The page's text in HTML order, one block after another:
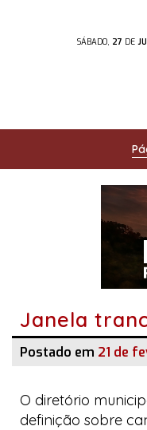
SÁBADO, 27 DE
Janela
Postado em 21 de
O diretório
definição sobre